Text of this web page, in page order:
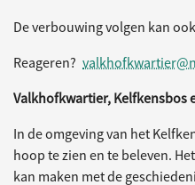
De verbouwing volgen kan
Reageren?
Valkhofkwartier, Kelfkensbos
In de omgeving van het
hoop te zien en te beleven.
kan maken met de